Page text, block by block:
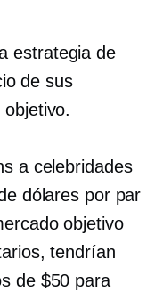
estrategia de
de sus
a celebridades
dólares por par
objetivo
tendrían
de $50 para